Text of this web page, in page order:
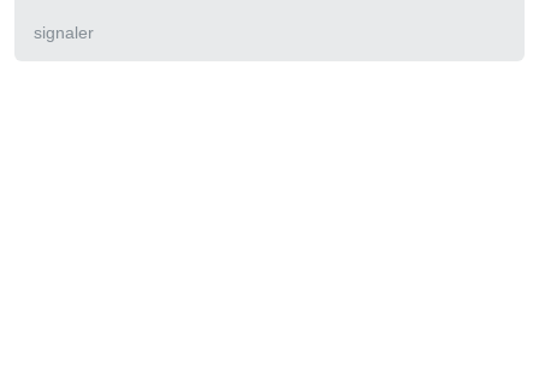
signaler